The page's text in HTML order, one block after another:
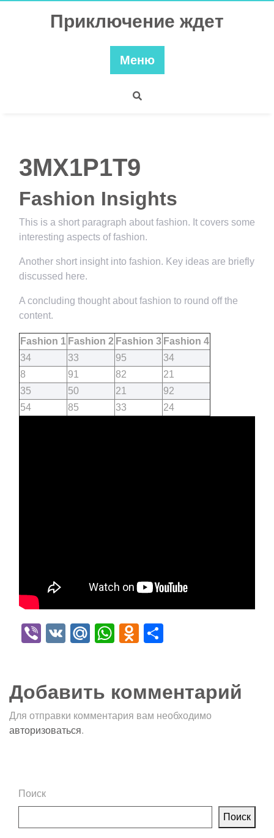
Приключение ждет
Меню
3MX1P1T9
Fashion Insights
This is a short paragraph about fashion. It covers some
interesting aspects of fashion.
Another short insight into fashion. Key ideas are briefly
discussed here.
A concluding thought about fashion to round off the
content.
Fashion 1 Fashion 2 Fashion 3 Fashion 4
34
33 95
34
8
91 82
21
35
50 21
92
54
85 33 24
Viber
VK Mail.Ru
WhatsApp
Odnoklassniki
Добавить комментарий
Для отправки комментария вам необходимо
авторизоваться.
Поиск
Поиск